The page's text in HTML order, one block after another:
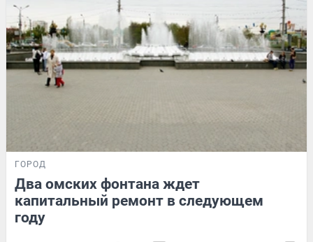
ГОРОД
Два омских фонтана ждет
капитальный ремонт в следующем
году